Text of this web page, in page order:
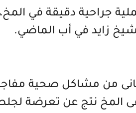
جراحية دقيقة في
زايد في أب الماضي.
من مشاكل صحية
فى المخ نتج عن تعرضة